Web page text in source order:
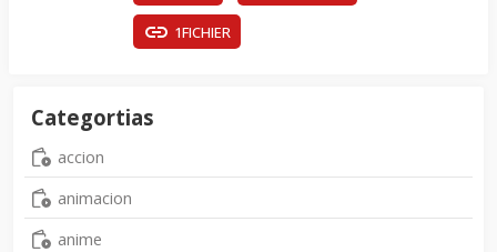
1FICHIER
Categortias
accion
animacion
anime